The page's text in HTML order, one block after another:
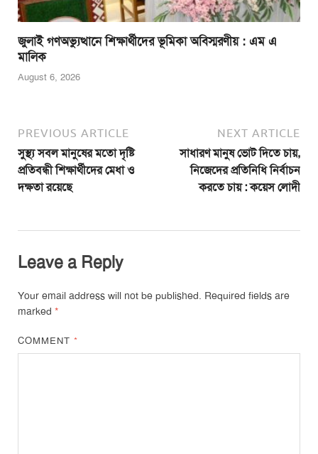
জুলাই গণঅভ্যুত্থানে শিক্ষার্থীদের ভূমিকা অবিস্মরণীয় : এম এ
মালিক
August 6, 2026
PREVIOUS ARTICLE
সুস্থ্য সবল মানুষের মতো দৃষ্টি
প্রতিবন্ধী শিক্ষার্থীদের মেধা ও
দক্ষতা রয়েছে
NEXT ARTICLE
সাধারণ মানুষ ভোট দিতে চায়,
নিজেদের প্রতিনিধি নির্বাচন
করতে চায় : কয়েস লোদী
Leave a Reply
Your email address will not be published. Required fields are
marked *
COMMENT*